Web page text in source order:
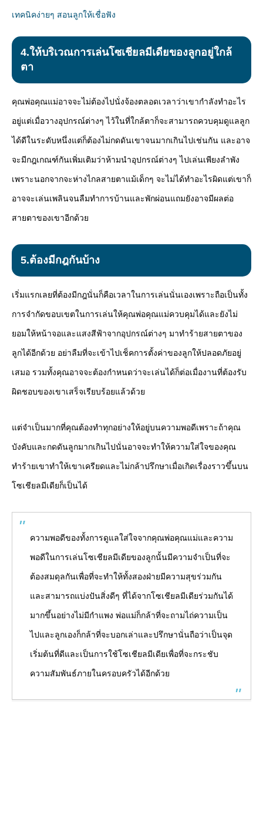
เทคนิคง่ายๆ สอนลูกให้เชื่อฟัง
4.ให้บริเวณการเล่นโซเชียลมีเดียของลูกอยู่ใกล้
ตา
คุณพ่อคุณแม่อาจจะไม่ต้องไปนั่งจ้องตลอดเวลาว่าเขากำลังทำอะไร
อยู่แต่เมื่อวางอุปกรณ์ต่างๆ ไว้ในที่ใกล้ตาก็จะสามารถควบคุมดูแลลูก
ได้ดีในระดับหนึ่งแต่ก็ต้องไม่กดดันเขาจนมากเกินไปเช่นกัน และอาจ
จะมีกฎเกณฑ์กันเพิ่มเติมว่าห้ามนำอุปกรณ์ต่างๆ ไปเล่นเพียงลำพัง
เพราะนอกจากจะห่างไกลสายตาแม้เด็กๆ จะไม่ได้ทำอะไรผิดแต่เขาก็
อาจจะเล่นเพลินจนลืมทำการบ้านและพักผ่อนแถมยังอาจมีผลต่อ
สายตาของเขาอีกด้วย
5.ต้องมีกฎกันบ้าง
เริ่มแรกเลยที่ต้องมีกฎนั่นก็คือเวลาในการเล่นนั่นเองเพราะถือเป็นทั้ง
การจำกัดขอบเขตในการเล่นให้คุณพ่อคุณแม่ควบคุมได้และยังไม่
ยอมให้หน้าจอและแสงสีฟ้าจากอุปกรณ์ต่างๆ มาทำร้ายสายตาของ
ลูกได้อีกด้วย อย่าลืมที่จะเข้าไปเช็คการตั้งค่าของลูกให้ปลอดภัยอยู่
เสมอ รวมทั้งคุณอาจจะต้องกำหนดว่าจะเล่นได้ก็ต่อเมื่องานที่ต้องรับ
ผิดชอบของเขาเสร็จเรียบร้อยแล้วด้วย
แต่จำเป็นมากที่คุณต้องทำทุกอย่างให้อยู่บนความพอดีเพราะถ้าคุณ
บังคับและกดดันลูกมากเกินไปนั่นอาจจะทำให้ความใส่ใจของคุณ
ทำร้ายเขาทำให้เขาเครียดและไม่กล้าปรึกษาเมื่อเกิดเรื่องราวขึ้นบน
โซเชียลมีเดียก็เป็นได้
ความพอดีของทั้งการดูแลใส่ใจจากคุณพ่อคุณแม่และความ
พอดีในการเล่นโซเชียลมีเดียของลูกนั้นมีความจำเป็นที่จะ
ต้องสมดุลกันเพื่อที่จะทำให้ทั้งสองฝ่ายมีความสุขร่วมกัน
และสามารถแบ่งปันสิ่งดีๆ ที่ได้จากโซเชียลมีเดียร่วมกันได้
มากขึ้นอย่างไม่มีกำแพง พ่อแม่ก็กล้าที่จะถามไถ่ความเป็น
ไปและลูกเองก็กล้าที่จะบอกเล่าและปรึกษานั่นถือว่าเป็นจุด
เริ่มต้นที่ดีและเป็นการใช้โซเชียลมีเดียเพื่อที่จะกระชับ
ความสัมพันธ์ภายในครอบครัวได้อีกด้วย